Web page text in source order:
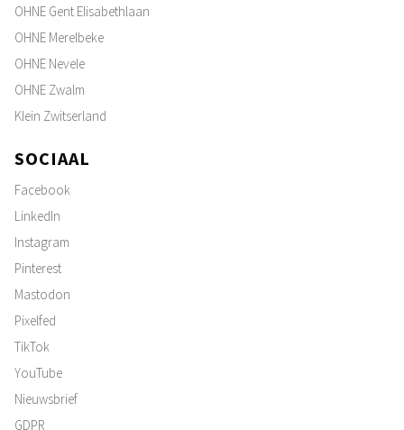
OHNE Gent Elisabethlaan
OHNE Merelbeke
OHNE Nevele
OHNE Zwalm
Klein Zwitserland
SOCIAAL
Facebook
LinkedIn
Instagram
Pinterest
Mastodon
Pixelfed
TikTok
YouTube
Nieuwsbrief
GDPR